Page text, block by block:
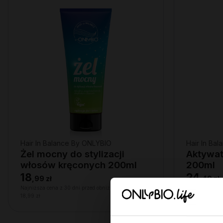
Żel mocny do stylizacji
włosów kręconych 200ml
18 99 zł
200ml
24,49 zł
24,49 zł